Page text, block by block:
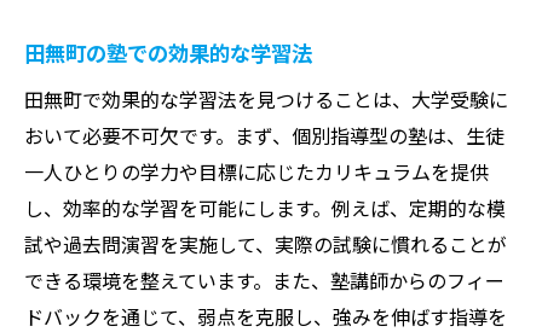
田無町の塾での効果的な学習法
田無町で効果的な学習法を見つけることは、大学受験に
おいて必要不可欠です。まず、個別指導型の塾は、生徒
一人ひとりの学力や目標に応じたカリキュラムを提供
し、効率的な学習を可能にします。例えば、定期的な模
試や過去問演習を実施して、実際の試験に慣れることが
できる環境を整えています。また、塾講師からのフィー
ドバックを通じて、弱点を克服し、強みを伸ばす指導を